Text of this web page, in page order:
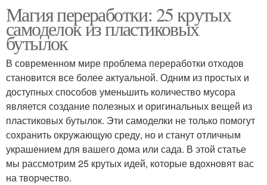
Магия переработки: 25 крутых
самоделок из пластиковых
бутылок
В современном мире проблема переработки отходов
становится все более актуальной. Одним из простых и
доступных способов уменьшить количество мусора
является создание полезных и оригинальных вещей из
пластиковых бутылок. Эти самоделки не только помогут
сохранить окружающую среду, но и станут отличным
украшением для вашего дома или сада. В этой статье
мы рассмотрим 25 крутых идей, которые вдохновят вас
на творчество.